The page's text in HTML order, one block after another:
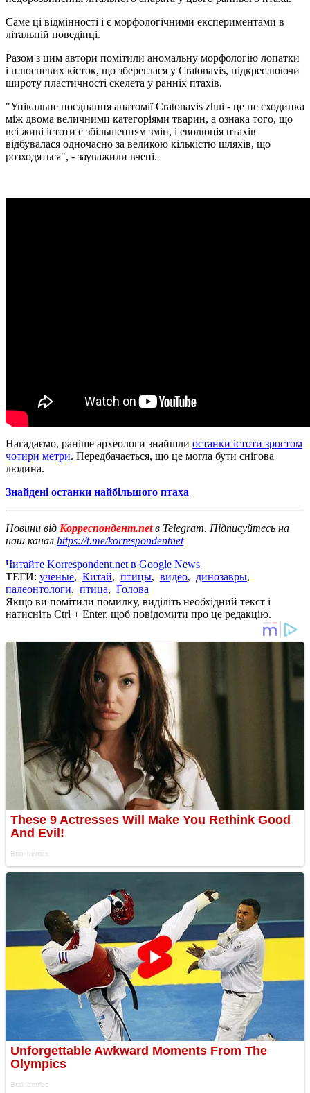
Саме ці відмінності і є морфологічними експериментами в
літальній поведінці.
Разом з цим автори помітили аномальну морфологію лопатки
і плюсневих кісток, що збереглася у Cratonavis, підкреслюючи
широту пластичності скелета у ранніх птахів.
"Унікальне поєднання анатомії Cratonavis zhui - це не сходинка
між двома величними категоріями тварин, а ознака того, що
всі живі істоти є збільшенням змін, і еволюція птахів
відбувалася одночасно за великою кількістю шляхів, що
розходяться", - зауважили вчені.
Нагадаємо, раніше археологи знайшли останки істоти зростом
чотири метри. Передбачається, що це могла бути снігова
людина.
Знайдені останки найбільшого птаха
Новини від Корреспондент.netв Telegram. Підписуйтесь на
наш канал https://t.me/korrespondentnet
Читайте Korrespondent.net в Google News
ТЕГИ: ученые, Китай, птицы, видео, динозавры,
палеонтологи, птица, Голова
Якщо ви помітили помилку, виділіть необхідний текст і
натисніть Ctrl + Enter, щоб повідомити про це редакцію.